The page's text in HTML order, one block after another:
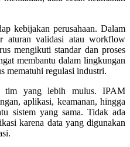
kebijakan perusahaan. Dalam
aturan validasi atau workflow
mengikuti standar dan proses
membantu dalam lingkungan
mematuhi regulasi industri.
tim yang lebih mulus. IPAM
aplikasi, keamanan, hingga
sistem yang sama. Tidak ada
karena data yang digunakan